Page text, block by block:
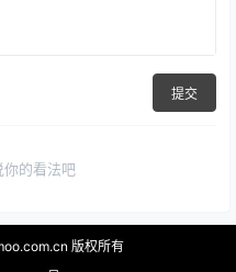
提交
你的看法吧
版权所有